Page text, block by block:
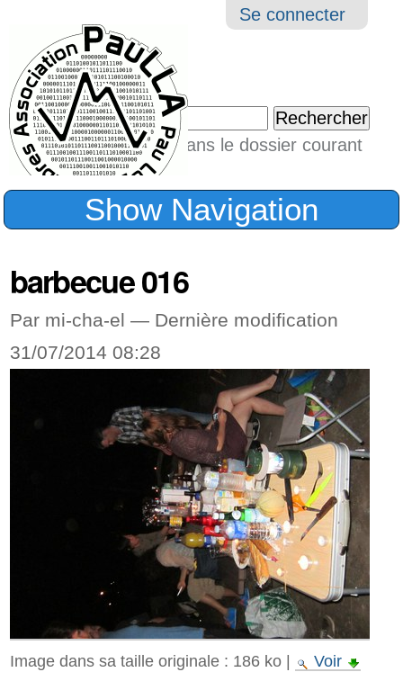
Outils
Se connecter
Chercher par
Seulement dans le dossier courant
Recherche
Show Navigation
barbecue 016
Par mi-cha-el — Dernière modification
31/07/2014 08:28
Image dans sa taille originale : 186 ko|
Voir